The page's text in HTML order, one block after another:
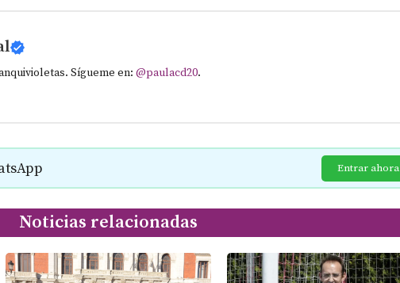
Sígueme en: @paulacd20.
Entrar ahora
Noticias relacionadas